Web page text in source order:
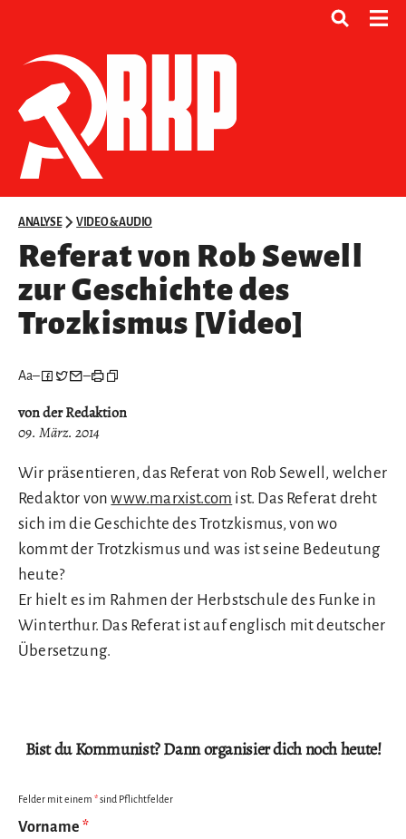
ANALYSE VIDEO & AUDIO
Referat von Rob Sewell
zur Geschichte des
Trozkismus [Video]
Aa– –
von der Redaktion
09. März. 2014
Wir präsentieren, das Referat von Rob Sewell, welcher
Redaktor vonwww.marxist.com ist. Das Referat dreht
sich im die Geschichte des Trotzkismus, von wo
kommt der Trotzkismus und was ist seine Bedeutung
heute?
Er hielt es im Rahmen der Herbstschule des Funke in
Winterthur. Das Referat ist auf englisch mit deutscher
Übersetzung.
Bist du Kommunist? Dann organisier dich noch heute!
Felder mit einem *sind Pflichtfelder
Vorname *